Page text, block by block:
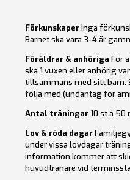
FörkunskaperInga
Barnet ska vara 3-4 år
Föräldrar & anhöriga För
ska 1 vuxen eller anhörig
tillsammans med sitt barn.
följa med (undantag för
Antal träningar 10 st á 50
Lov & röda dagar
under vissa lovdagar
information kommer att
huvudtränare vid